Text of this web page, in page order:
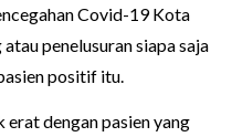
Covid-19 Kota
penelusuran siapa saja
positif itu.
erat dengan pasien yang